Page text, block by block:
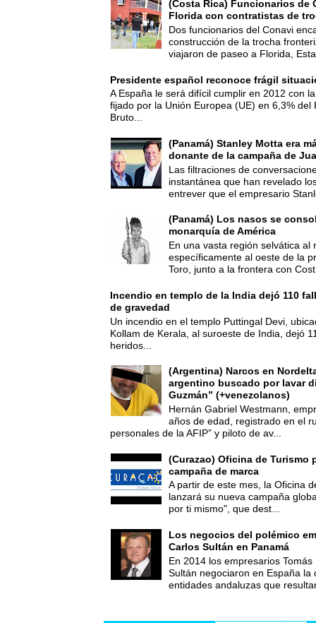
(Costa Rica) Funcionarios de
Florida con contratistas de
Dos funcionarios del Conavi
construcción de la trocha
viajaron de paseo a Florida,
Presidente español reconoce frágil
A España le será difícil cumplir en 2012 con
fijado por la Unión Europea (UE) en 6,3% del
Bruto...
(Panamá) Stanley Motta era
donante de la campaña de
Las filtraciones de
instantánea que han revelado
entrever que el empresario
(Panamá) Los nasos se
monarquía de América
En una vasta región selvática al
específicamente al oeste de la
Toro, junto a la frontera con
Incendio en templo de la India dejó 110
de gravedad
Un incendio en el templo Puttingal Devi,
Kollam de Kerala, al suroeste de India, dejó
heridos...
(Argentina) Narcos en
argentino buscado por lavar
Guzmán” (+venezolanos)
Hernán Gabriel Westmann,
años de edad, registrado en el
personales de la AFIP” y piloto de av...
(Curazao) Oficina de Turismo
campaña de marca
A partir de este mes, la Oficina
lanzará su nueva campaña
por ti mismo", que dest...
Los negocios del polémico
Carlos Sultán en Panamá
En 2014 los empresarios
Sultán negociaron en España la
entidades andaluzas que